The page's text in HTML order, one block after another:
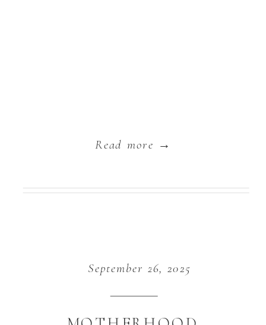
Read more →
September 26, 2025